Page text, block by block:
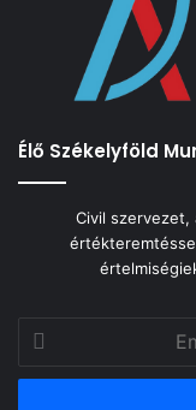
Élő Székelyföld
Civil szervezet,
cím
megadása